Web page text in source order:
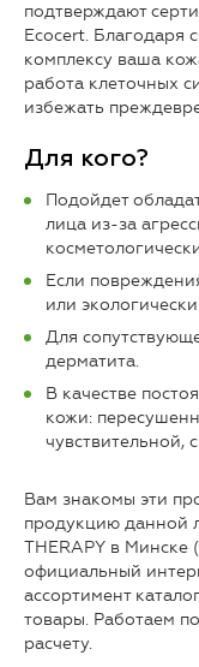
подтверждают
Ecocert. Благодаря
комплексу ваша
работа клеточных
избежать
Для кого?
Подойдет
лица из-за
Если
или
Для
дерматита.
В качестве
кожи:
чувствительной,
Вам знакомы эти
продукцию данной
THERAPY в Минске
официальный
ассортимент
товары. Работаем
расчету.